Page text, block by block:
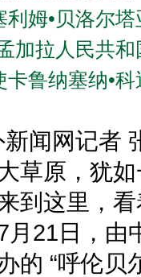
姆•贝洛尔
加拉人民共
鲁纳塞纳•
闻网记者
草原，犹
到这里，
月21日，由
的 “呼伦贝